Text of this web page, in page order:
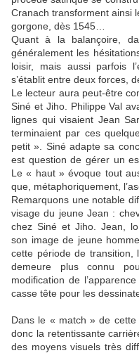
Cranach transforment ainsi
gorgone, dès 1545…
Quant à la balançoire,
généralement les
loisir, mais aussi parfois
s’établit entre deux forces,
Le lecteur aura peut-être
Siné et Jiho. Philippe Val
lignes qui visaient Jean
terminaient par ces
petit ». Sinéadapte sa
est question de gérer un
Le « haut » évoque tout
que, métaphoriquement,
Remarquons une notable
visage du jeune Jean :
chez Siné et Jiho . Jean,
son image de jeune
cette période de transition,
demeure plus connu
modification de
casse tête pour les
Dans le « match » de cette
donc la retentissante
des moyens visuels très